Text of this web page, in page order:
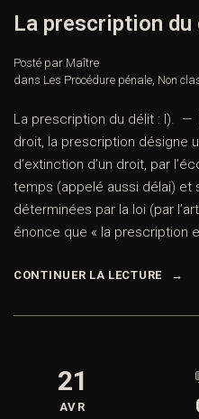
La prescription
Posté par Maître
dans Les Procédure pénale, Non
La prescription du délit : I). —
droit, la prescription désigne
d’extinction d’un droit, par
temps (appelé aussi délai) et
déterminées par la loi (par
énonce que « la prescription
CONTINUER LA LECTURE
21
AVR